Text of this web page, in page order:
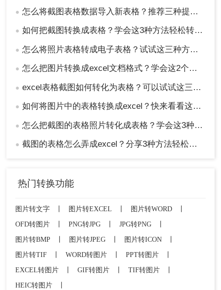
● 怎么将截图表格数据导入新表格？推荐三种提取方法!
● 如何把截图转换成表格？学会这3种方法轻松转换！
● 怎么将照片表格转成电子表格？试试这三种方法！
● 怎么把图片转换成excel文档格式？学会这2个方法就够了！
● excel表格截图如何转化为表格？可以试试这三个方法！
● 如何将图片中的表格转换成excel？快来看看这三个方法！
● 怎么把截图的表格照片转化成表格？学会这3种方法轻松提取！
● 截图的表格怎么弄成excel？分享3种方法轻松提取！
热门转换功能
图片转文字 图片转EXCEL 图片转WORD
OFD转图片
PNG转JPG JPG转PNG
图片转BMP
图片转JPEG 图片转ICON
图片转TIF
WORD转图片 PPT转图片
EXCEL转图片
丨 GIF转图片 丨 TIF转图片
丨
HEIC转图片
丨